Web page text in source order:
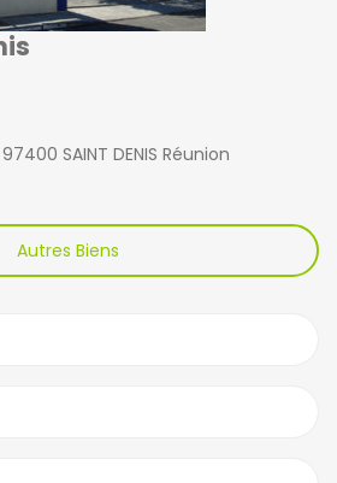
SAINT DENIS Réunion
Autres Biens